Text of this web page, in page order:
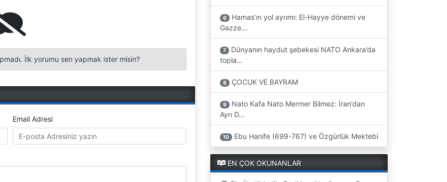
İlk yorumu sen yapmak ister misin?
Email Adresi
6
Hamas’ın yol ayrımı: El-Hayye dönemi ve
Gazze...
7
Dünyanın haydut şebekesi NATO Ankara’da
topla...
8 ÇOCUK VE BAYRAM
9
Nato Kafa Nato Mermer Bilmez: İran’dan
Ayrı D...
10 Ebu Hanife (699-767) ve Özgürlük Mektebi
EN ÇOK OKUNANLAR